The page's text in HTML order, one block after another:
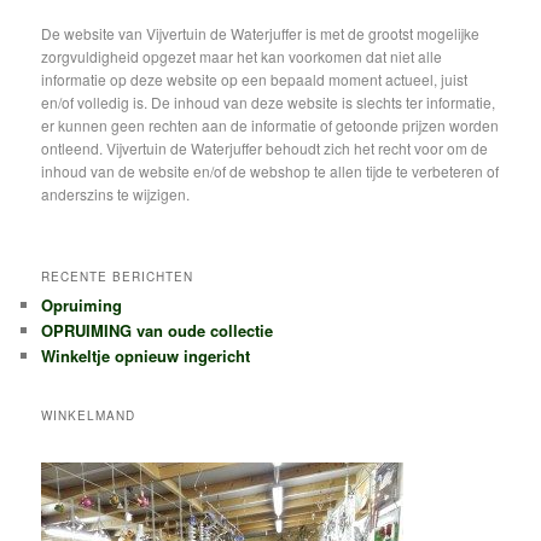
k
e
n
De website van Vijvertuin de Waterjuffer is met de grootst mogelijke
zorgvuldigheid opgezet maar het kan voorkomen dat niet alle
informatie op deze website op een bepaald moment actueel, juist
en/of volledig is. De inhoud van deze website is slechts ter informatie,
er kunnen geen rechten aan de informatie of getoonde prijzen worden
ontleend. Vijvertuin de Waterjuffer behoudt zich het recht voor om de
inhoud van de website en/of de webshop te allen tijde te verbeteren of
anderszins te wijzigen.
RECENTE BERICHTEN
Opruiming
OPRUIMING van oude collectie
Winkeltje opnieuw ingericht
WINKELMAND